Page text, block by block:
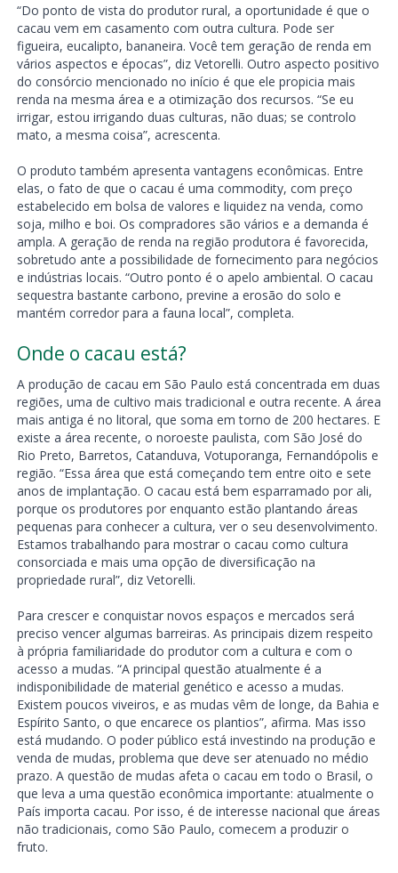
“Do ponto de vista do produtor rural, a oportunidade é que o
cacau vem em casamento com outra cultura. Pode ser
figueira, eucalipto, bananeira. Você tem geração de renda em
vários aspectos e épocas”, diz Vetorelli. Outro aspecto positivo
do consórcio mencionado no início é que ele propicia mais
renda na mesma área e a otimização dos recursos. “Se eu
irrigar, estou irrigando duas culturas, não duas; se controlo
mato, a mesma coisa”, acrescenta.
O produto também apresenta vantagens econômicas. Entre
elas, o fato de que o cacau é uma commodity, com preço
estabelecido em bolsa de valores e liquidez na venda, como
soja, milho e boi. Os compradores são vários e a demanda é
ampla. A geração de renda na região produtora é favorecida,
sobretudo ante a possibilidade de fornecimento para negócios
e indústrias locais. “Outro ponto é o apelo ambiental. O cacau
sequestra bastante carbono, previne a erosão do solo e
mantém corredor para a fauna local”, completa.
Onde o cacau está?
A produção de cacau em São Paulo está concentrada em duas
regiões, uma de cultivo mais tradicional e outra recente. A área
mais antiga é no litoral, que soma em torno de 200 hectares. E
existe a área recente, o noroeste paulista, com São José do
Rio Preto, Barretos, Catanduva, Votuporanga, Fernandópolis e
região. “Essa área que está começando tem entre oito e sete
anos de implantação. O cacau está bem esparramado por ali,
porque os produtores por enquanto estão plantando áreas
pequenas para conhecer a cultura, ver o seu desenvolvimento.
Estamos trabalhando para mostrar o cacau como cultura
consorciada e mais uma opção de diversificação na
propriedade rural”, diz Vetorelli.
Para crescer e conquistar novos espaços e mercados será
preciso vencer algumas barreiras. As principais dizem respeito
à própria familiaridade do produtor com a cultura e com o
acesso a mudas. “A principal questão atualmente é a
indisponibilidade de material genético e acesso a mudas.
Existem poucos viveiros, e as mudas vêm de longe, da Bahia e
Espírito Santo, o que encarece os plantios”, afirma. Mas isso
está mudando. O poder público está investindo na produção e
venda de mudas, problema que deve ser atenuado no médio
prazo. A questão de mudas afeta o cacau em todo o Brasil, o
que leva a uma questão econômica importante: atualmente o
País importa cacau. Por isso, é de interesse nacional que áreas
não tradicionais, como São Paulo, comecem a produzir o
fruto.